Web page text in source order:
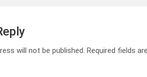
will not be published. Required fields